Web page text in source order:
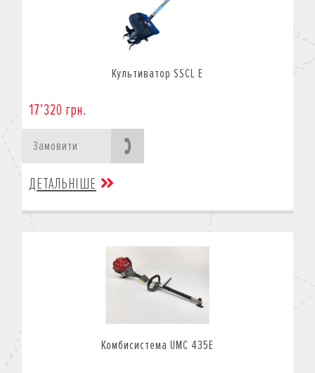
Культиватор SSCL E
17’320 грн.
Замовити
ДЕТАЛЬНІШЕ
Комбисистема UMC 435E